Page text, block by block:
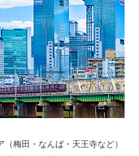
梅田・なんば・天王寺など）